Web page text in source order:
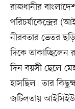
রাজধানীর
পরিচর্যাকেন্দ্রের
নীরবতার ভেতর
দিকে
দিন বয়সী ছেলে
হাসছিল। তার
জটিলতায়